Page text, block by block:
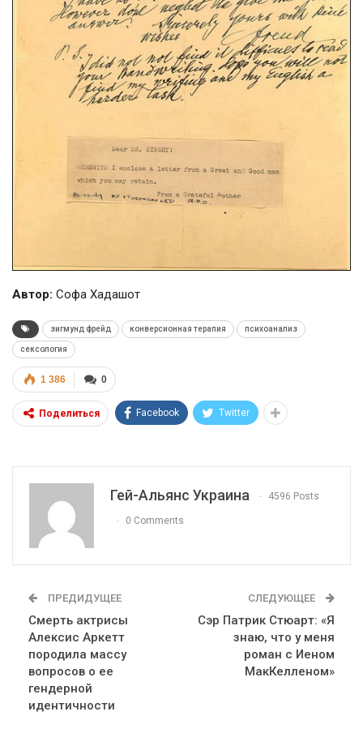
Автор: Софа Хадашот
зигмунд фрейд конверсионная терапия психоанализ
сексология
0
1 386
Поделиться Facebook Twitter
Гей-Альянс Украина 4596 Posts
0 Comments
ПРЕДИДУЩЕЕ
Смерть актрисы
Алексис Аркетт
породила массу
вопросов о ее
гендерной
идентичности
СЛЕДУЮЩЕЕ
Сэр Патрик Стюарт: «Я
знаю, что у меня
роман с Иеном
МакКелленом»